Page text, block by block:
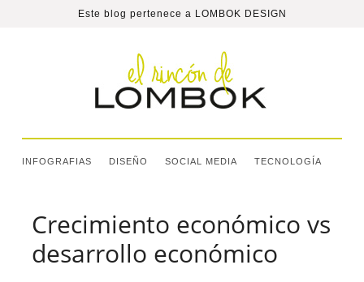
Este blog pertenece a LOMBOK DESIGN
INFOGRAFIAS DISEÑO SOCIAL MEDIA TECNOLOGÍA
Crecimiento económico vs
desarrollo económico